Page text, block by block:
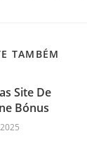
TAMBÉM
Site De
Bónus